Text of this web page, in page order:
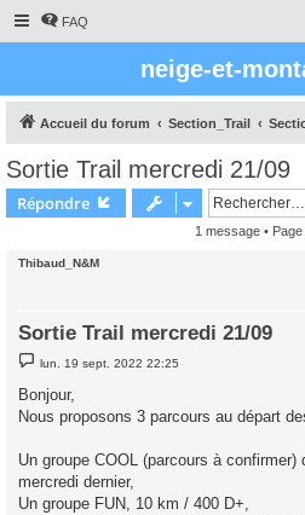
FAQ
neige-et-
Accueil du forum Section_Trail
Sortie Trail mercredi 21/09
Répondre
1 message • Page
Thibaud_N&M
Sortie Trail mercredi 21/09
M
e
s
a
lun. 19 sept. 2022 22:25
Bonjour,
Nous proposons 3 parcours au départ
Un groupe COOL (parcours à
mercredi dernier,
Un groupe FUN, 10 km / 400 D+,